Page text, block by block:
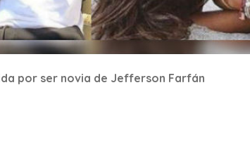
por ser novia de Jefferson Farfán